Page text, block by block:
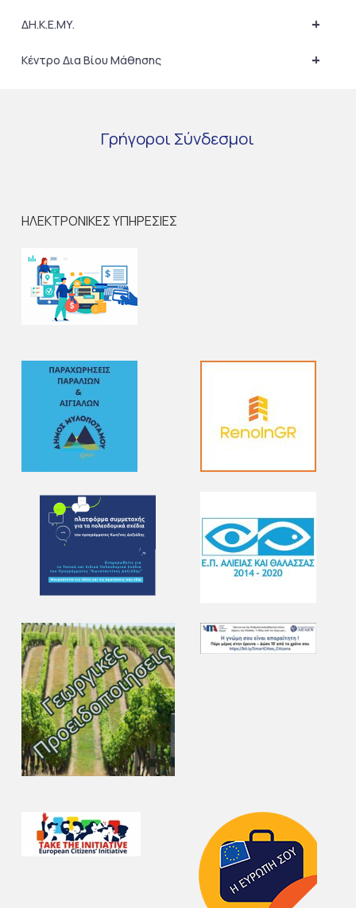
+
ΔΗ.Κ.Ε.ΜΥ.
+
Κέντρο Δια Βίου Μάθησης
Γρήγοροι Σύνδεσμοι
ΗΛΕΚΤΡΟΝΙΚΕΣ ΥΠΗΡΕΣΙΕΣ